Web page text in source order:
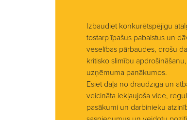
Izbaudiet konkurētspējīgu
tostarp īpašus pabalstus un
veselības pārbaudes, drošu
kritisko slimību
uzņēmuma panākumos.
Esiet daļa no draudzīga un
veicināta iekļaujoša vide,
pasākumi un darbinieku